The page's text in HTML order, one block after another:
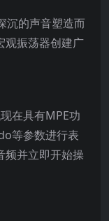
沉的声音塑造而
观振荡器创建广
在具有MPE功
等参数进行表
频并立即开始操